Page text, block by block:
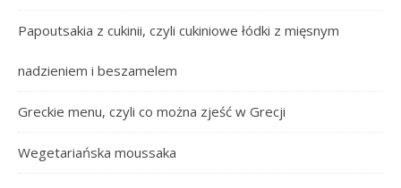
Papoutsakia z cukinii, czyli cukiniowe łódki z mięsnym
nadzieniem i beszamelem
Greckie menu, czyli co można zjeść w Grecji
Wegetariańska moussaka